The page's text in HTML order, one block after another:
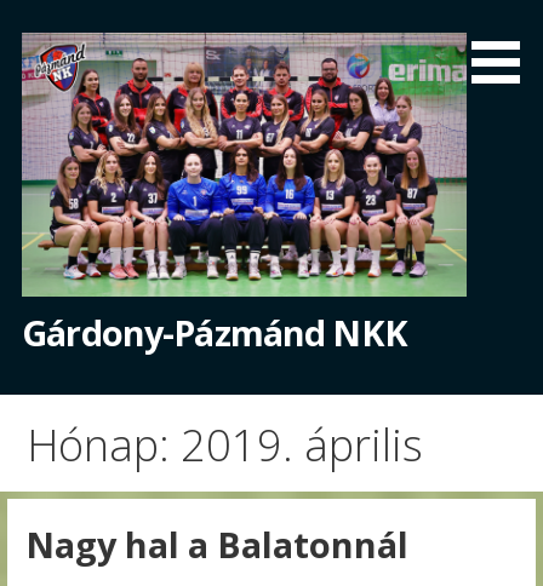
content
Gárdony-Pázmánd NKK
Hónap: 2019. április
Nagy hal a Balatonnál